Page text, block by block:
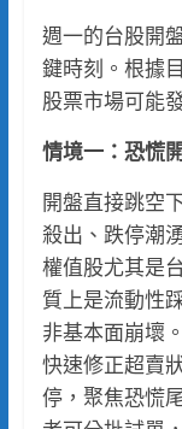
週一的台股開
鍵時刻。根據
股票市場可能
情境一：恐慌
開盤直接跳空
殺出、跌停潮
權值股尤其是
質上是流動性
非基本面崩壞
快速修正超賣
停，聚焦恐慌